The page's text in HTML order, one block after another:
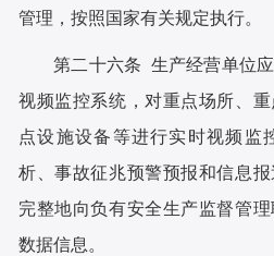
管理，按照国家有关规定执行。
第二十六条 生产经营单位
视频监控系统，对重点场所、
点设施设备等进行实时视频监
析、事故征兆预警预报和信息报
完整地向负有安全生产监督管
数据信息。